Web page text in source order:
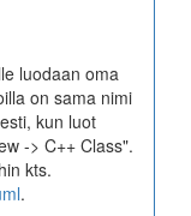
luodaan oma
on sama nimi
kun luot
-> C++ Class".
kts.
.